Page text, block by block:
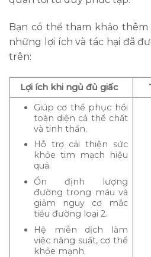
Bạn có thể tham khảo
những lợi ích và tác hại đã
trên:
Lợi ích khi ngủ đủ giấc
Giúp cơ thể phục hồi
toàn diện cả thể chất
và tinh thần.
Hỗ trợ cải thiện sức
khỏe tim mạch hiệu
quả.
Ổn định lượng
đường trong máu và
giảm nguy cơ mắc
tiểu đường loại 2.
Hệ miễn dịch làm
việc năng suất, cơ thể
khỏe mạnh.